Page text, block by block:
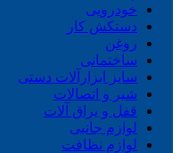
خودرویی
دستکش کار
روغن
ساختمانی
سایز ابزارآلات دستی
شیر و اتصالات
قفل و یراق آلات
لوازم جانبی
لوازم نظافت